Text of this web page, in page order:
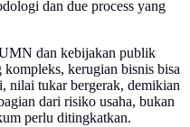
dan due process yang
dan kebijakan publik
kerugian bisnis bisa
nilai tukar bergerak, demikian
dari risiko usaha, bukan
perlu ditingkatkan.